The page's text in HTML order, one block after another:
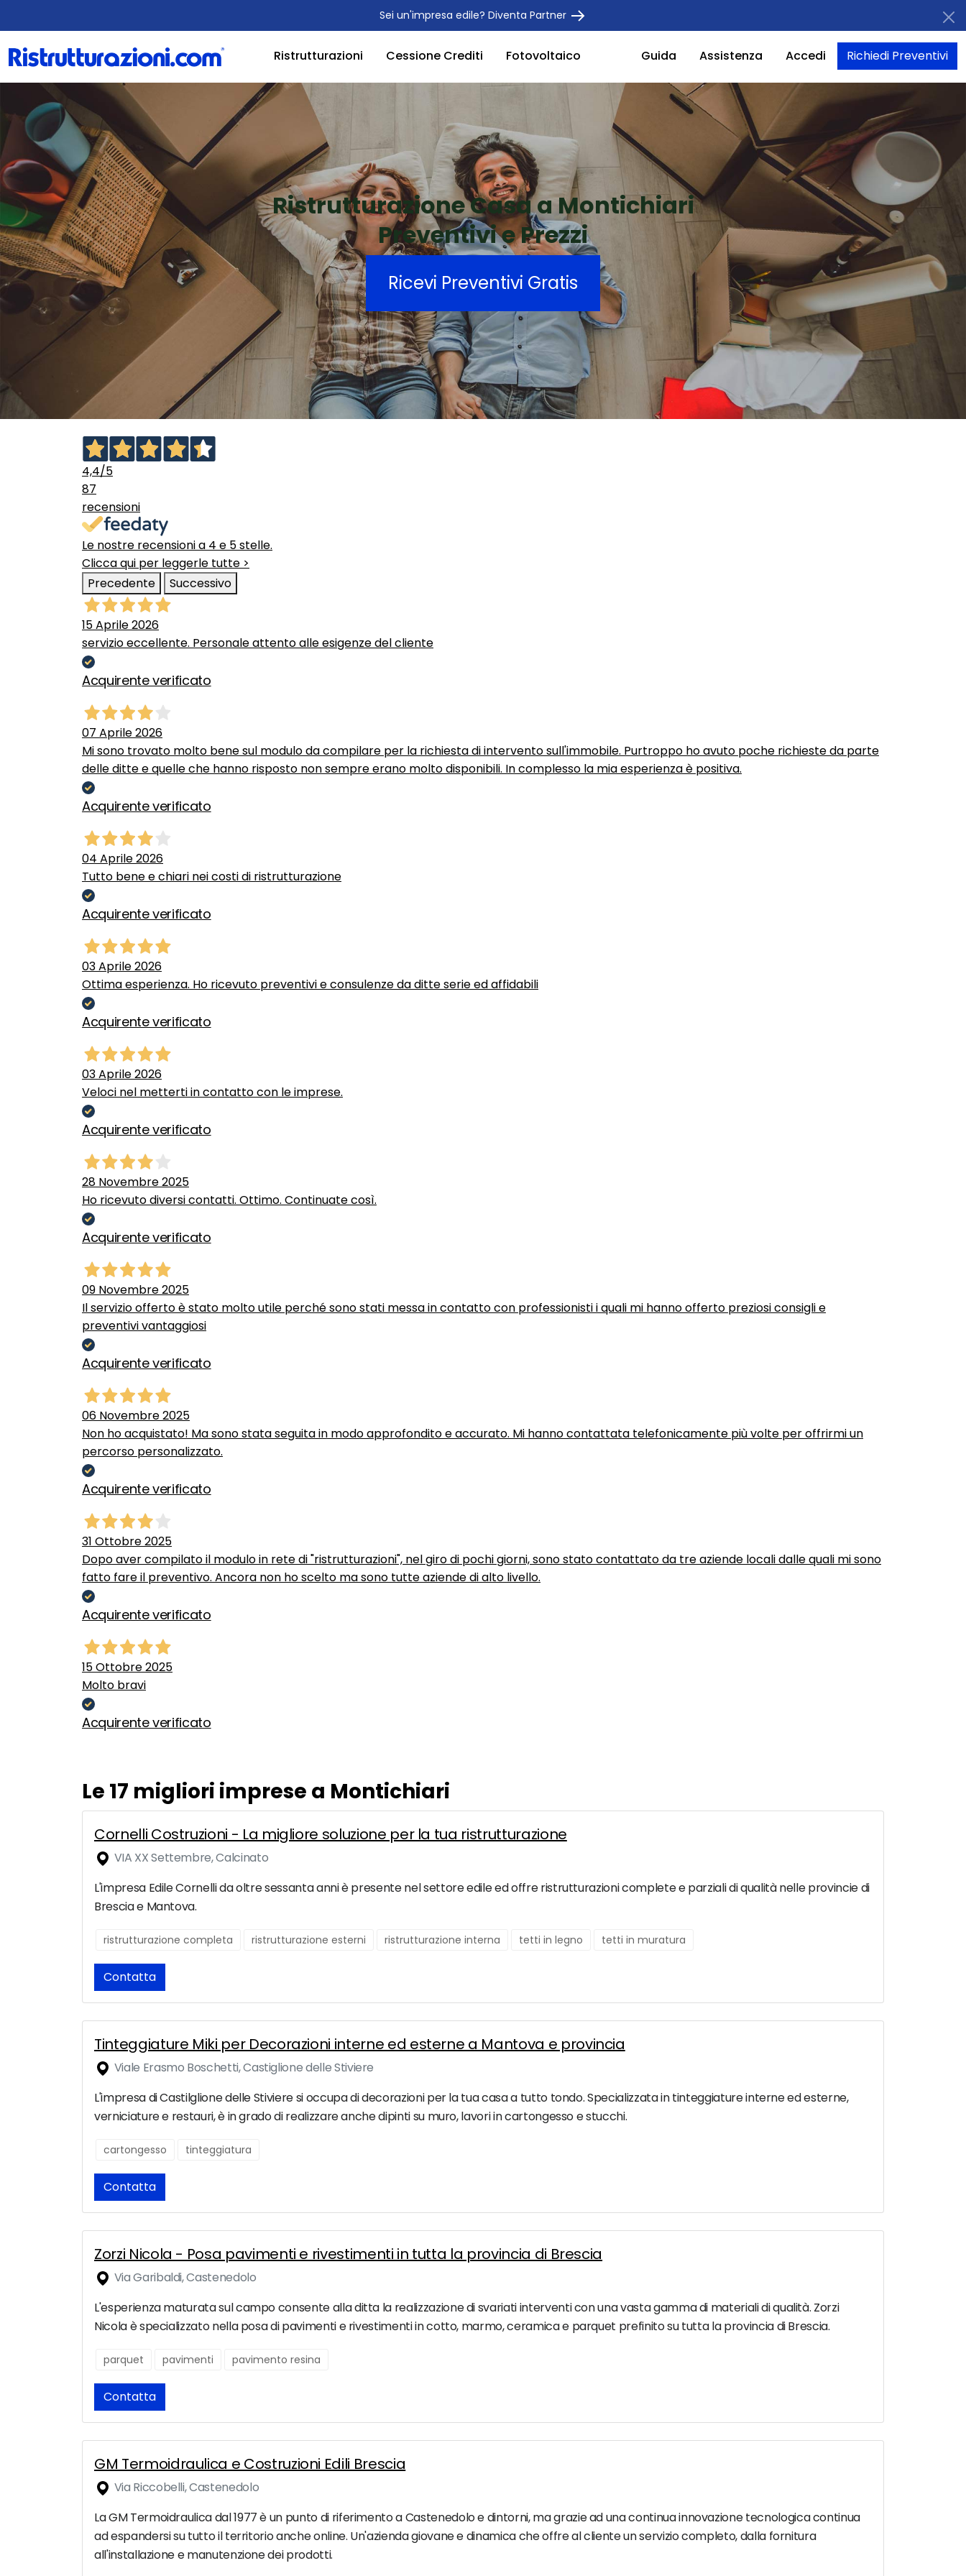
Sei un'impresa edile? Diventa Partner
Ristrutturazioni Cessione Crediti Fotovoltaico Guida Assistenza Accedi Richiedi Preventivi
Ristrutturazione Casa a Montichiari
Preventivi e Prezzi
Ricevi Preventivi Gratis
4,4/5
87
recensioni
Le nostre recensioni a 4 e 5 stelle.
Clicca qui per leggerle tutte >
Precedente
Successivo
15 Aprile 2026
servizio eccellente. Personale attento alle esigenze del cliente
Acquirente verificato
07 Aprile 2026
Mi sono trovato molto bene sul modulo da compilare per la richiesta di intervento sull'immobile. Purtroppo ho avuto poche richieste da parte
delle ditte e quelle che hanno risposto non sempre erano molto disponibili. In complesso la mia esperienza è positiva.
Acquirente verificato
04 Aprile 2026
Tutto bene e chiari nei costi di ristrutturazione
Acquirente verificato
03 Aprile 2026
Ottima esperienza. Ho ricevuto preventivi e consulenze da ditte serie ed affidabili
Acquirente verificato
03 Aprile 2026
Veloci nel metterti in contatto con le imprese.
Acquirente verificato
28 Novembre 2025
Ho ricevuto diversi contatti. Ottimo. Continuate così.
Acquirente verificato
09 Novembre 2025
Il servizio offerto è stato molto utile perché sono stati messa in contatto con professionisti i quali mi hanno offerto preziosi consigli e
preventivi vantaggiosi
Acquirente verificato
06 Novembre 2025
Non ho acquistato! Ma sono stata seguita in modo approfondito e accurato. Mi hanno contattata telefonicamente più volte per offrirmi un
percorso personalizzato.
Acquirente verificato
31 Ottobre 2025
Dopo aver compilato il modulo in rete di "ristrutturazioni", nel giro di pochi giorni, sono stato contattato da tre aziende locali dalle quali mi sono
fatto fare il preventivo. Ancora non ho scelto ma sono tutte aziende di alto livello.
Acquirente verificato
15 Ottobre 2025
Molto bravi
Acquirente verificato
Le 17 migliori imprese a Montichiari
Cornelli Costruzioni - La migliore soluzione per la tua ristrutturazione
VIA XX Settembre, Calcinato
L'impresa Edile Cornelli da oltre sessanta anni è presente nel settore edile ed offre ristrutturazioni complete e parziali di qualità nelle provincie di
Brescia e Mantova.
ristrutturazione completa ristrutturazione esterni ristrutturazione interna tetti in legno tetti in muratura
Contatta
Tinteggiature Miki per Decorazioni interne ed esterne a Mantova e provincia
Viale Erasmo Boschetti, Castiglione delle Stiviere
L'impresa di Castilglione delle Stiviere si occupa di decorazioni per la tua casa a tutto tondo. Specializzata in tinteggiature interne ed esterne,
verniciature e restauri, è in grado di realizzare anche dipinti su muro, lavori in cartongesso e stucchi.
cartongesso tinteggiatura
Contatta
Zorzi Nicola - Posa pavimenti e rivestimenti in tutta la provincia di Brescia
Via Garibaldi, Castenedolo
L'esperienza maturata sul campo consente alla ditta la realizzazione di svariati interventi con una vasta gamma di materiali di qualità. Zorzi
Nicola è specializzato nella posa di pavimenti e rivestimenti in cotto, marmo, ceramica e parquet prefinito su tutta la provincia di Brescia.
parquet pavimenti pavimento resina
Contatta
GM Termoidraulica e Costruzioni Edili Brescia
Via Riccobelli, Castenedolo
La GM Termoidraulica dal 1977 è un punto di riferimento a Castenedolo e dintorni, ma grazie ad una continua innovazione tecnologica continua
ad espandersi su tutto il territorio anche online. Un'azienda giovane e dinamica che offre al cliente un servizio completo, dalla fornitura
all'installazione e manutenzione dei prodotti.